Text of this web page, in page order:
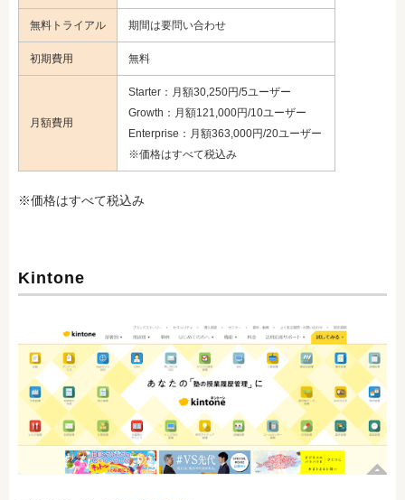
無料トライアル 期間は要問い合わせ
初期費用 無料
月額費用
Starter：月額30,250円/5ユーザー
Growth：月額121,000円/10ユーザー
Enterprise：月額363,000円/20ユーザー
※価格はすべて税込み
※価格はすべて税込み
Kintone